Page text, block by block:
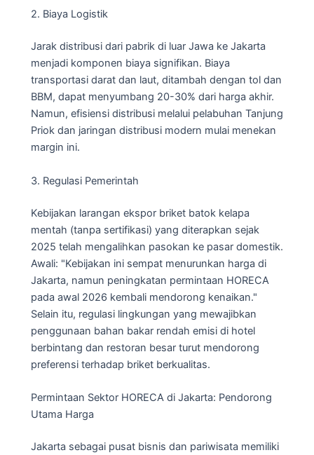
2. Biaya Logistik
Jarak distribusi dari pabrik di luar Jawa ke Jakarta
menjadi komponen biaya signifikan. Biaya
transportasi darat dan laut, ditambah dengan tol dan
BBM, dapat menyumbang 20-30% dari harga akhir.
Namun, efisiensi distribusi melalui pelabuhan Tanjung
Priok dan jaringan distribusi modern mulai menekan
margin ini.
3. Regulasi Pemerintah
Kebijakan larangan ekspor briket batok kelapa
mentah (tanpa sertifikasi) yang diterapkan sejak
2025 telah mengalihkan pasokan ke pasar domestik.
Awali: "Kebijakan ini sempat menurunkan harga di
Jakarta, namun peningkatan permintaan HORECA
pada awal 2026 kembali mendorong kenaikan."
Selain itu, regulasi lingkungan yang mewajibkan
penggunaan bahan bakar rendah emisi di hotel
berbintang dan restoran besar turut mendorong
preferensi terhadap briket berkualitas.
Permintaan Sektor HORECA di Jakarta: Pendorong
Utama Harga
Jakarta sebagai pusat bisnis dan pariwisata memiliki